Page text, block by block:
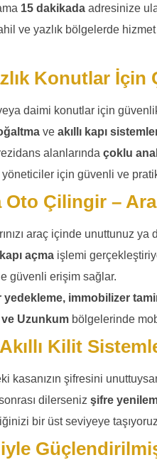
15 dakikada adresinize
ve yazlık bölgelerde
Konutlar
daimi konutlar için
ve akıllı kapı
alanlarında çoklu
için güvenli ve
Oto Çilingir –
araç içinde unuttunuz ya
açma işlemi
güvenli erişim sağlar.
immobilizer
ve Uzunkum bölgelerinde
Kilit
kasanızın şifresini
dilerseniz şifre
bir üst seviyeye